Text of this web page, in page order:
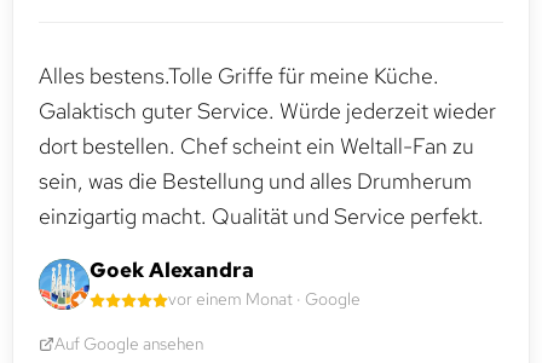
Alles bestens.Tolle Griffe für meine Küche.
Galaktisch guter Service. Würde jederzeit wieder
dort bestellen. Chef scheint ein Weltall-Fan zu
sein, was die Bestellung und alles Drumherum
einzigartig macht. Qualität und Service perfekt.
Goek Alexandra
vor einem Monat · Google
Auf Google ansehen